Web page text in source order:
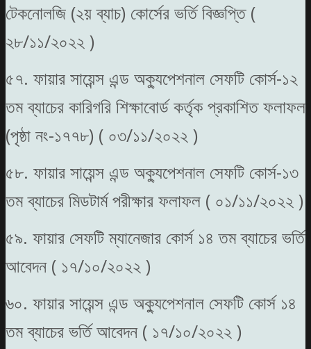
টেকনোলজি (২য় ব্যাচ) কোর্সের ভর্তি বিজ্ঞপ্তি (
২৮/১১/২০২২ )
৫৭. ফায়ার সায়েন্স এন্ড অক্যুপেশনাল সেফটি কোর্স-১২
তম ব্যাচের কারিগরি শিক্ষাবোর্ড কর্তৃক প্রকাশিত ফলাফল
(পৃষ্ঠা নং-১৭৭৮) ( ০৩/১১/২০২২ )
৫৮. ফায়ার সায়েন্স এন্ড অক্যুপেশনাল সেফটি কোর্স-১৩
তম ব্যাচের মিডটার্ম পরীক্ষার ফলাফল ( ০১/১১/২০২২ )
৫৯. ফায়ার সেফটি ম্যানেজার কোর্স ১৪ তম ব্যাচের ভর্তি
আবেদন ( ১৭/১০/২০২২ )
৬০. ফায়ার সায়েন্স এন্ড অক্যুপেশনাল সেফটি কোর্স ১৪
তম ব্যাচের ভর্তি আবেদন ( ১৭/১০/২০২২ )